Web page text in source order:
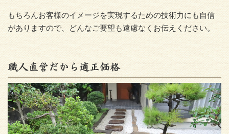
もちろんお客様のイメージを実現するための技術力にも自信
がありますので、どんなご要望も遠慮なくお伝えください。
職人直営だから適正価格